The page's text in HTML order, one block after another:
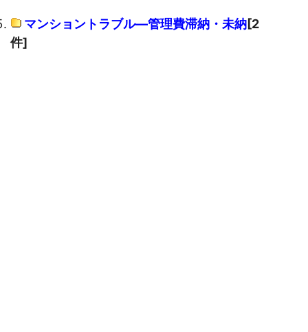
マンショントラブル―管理費滞納・未納[2
件]